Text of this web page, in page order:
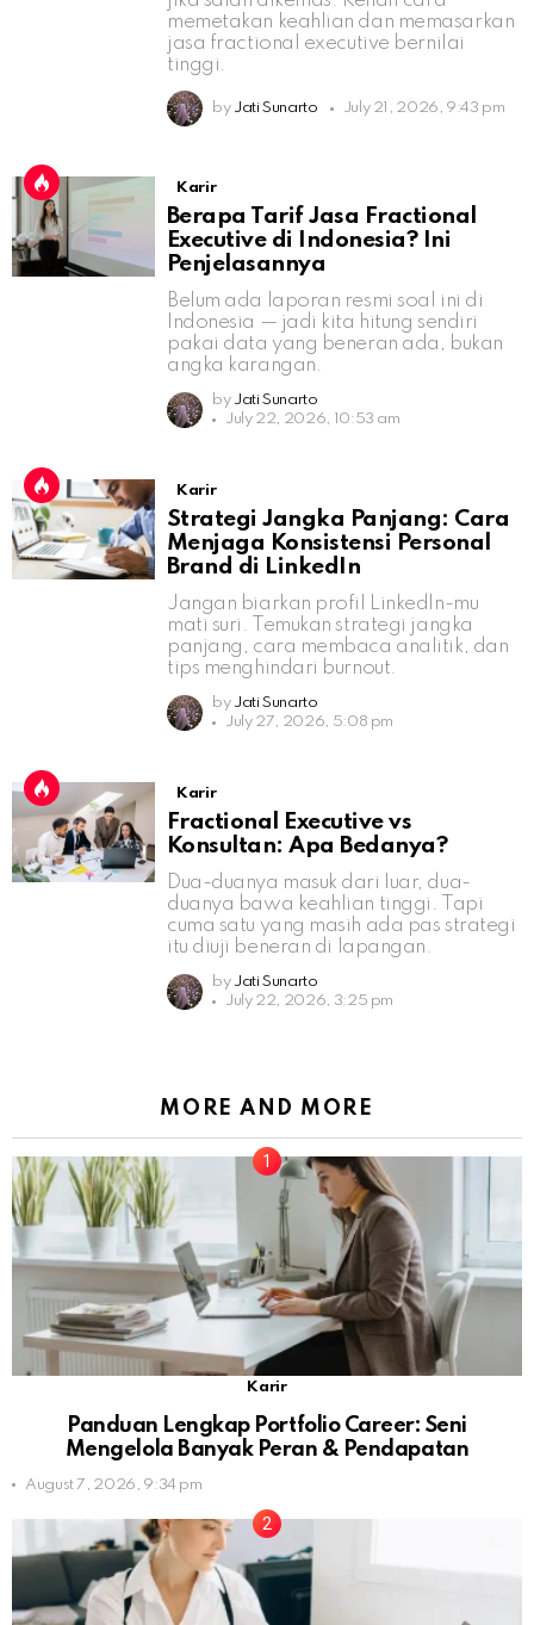
memetakan keahlian dan memasarkan
jasa fractional executive bernilai
tinggi.
by Jati Sunarto July 21, 2026, 9:43 pm
Karir
Berapa Tarif Jasa Fractional
Executive di Indonesia? Ini
Penjelasannya
Belum ada laporan resmi soal ini di
Indonesia — jadi kita hitung sendiri
pakai data yang beneran ada, bukan
angka karangan.
by Jati Sunarto
July 22, 2026, 10:53 am
Karir
Strategi Jangka Panjang: Cara
Menjaga Konsistensi Personal
Brand di LinkedIn
Jangan biarkan profil LinkedIn-mu
mati suri. Temukan strategi jangka
panjang, cara membaca analitik, dan
tips menghindari burnout.
by Jati Sunarto
July 27, 2026, 5:08 pm
Karir
Fractional Executive vs
Konsultan: Apa Bedanya?
Dua-duanya masuk dari luar, dua-
duanya bawa keahlian tinggi. Tapi
cuma satu yang masih ada pas strategi
itu diuji beneran di lapangan.
by Jati Sunarto
July 22, 2026, 3:25 pm
MORE AND MORE
Karir
Panduan Lengkap Portfolio Career: Seni
Mengelola Banyak Peran & Pendapatan
August 7, 2026, 9:34 pm